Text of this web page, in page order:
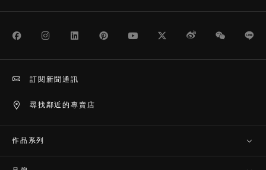
FacebookInstagramLinkedInPinterestYoutubeTwitterWeiboWeChat
尋找鄰近的專賣店
訂閱新聞通訊
作品系列